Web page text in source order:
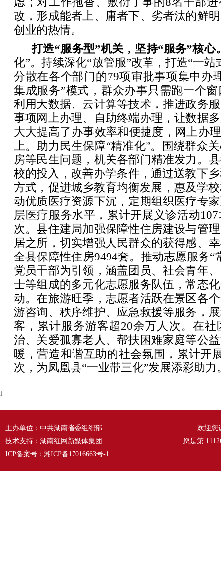
改，形成能者上、庸者下、劣者汰的鲜
创业的热情。
打造“服务型”机关，坚持“服务”核心
化”。持续深化“放管服”改革，打造“一
分散在各个部门的79项审批事项集中办
集成服务”模式，群众办事只需跑一个
利用大数据、云计算等技术，推进政务
事项网上办理、自助终端办理，让数据
大大提高了办事效率和便捷度，网上办
上。助力民生保障“精准化”。围绕群众
房等民生问题，机关各部门精准发力。
校的投入，改善办学条件，通过送教下
方式，促进城乡教育均衡发展，惠及学
动优质医疗资源下沉，定期组织医疗专
层医疗服务水平，累计开展义诊活动
次。县住建局加强保障性住房建设与管
居之所，切实增强人民群众的获得感、
全县保障性住房9494套。推动志愿服务“
党员干部为引领，涵盖团员、社会青年
士等组成的多元化志愿服务队伍，常态
动。在旅游旺季，志愿者活跃在景区各
游咨询、秩序维护、应急救援等服务，
客，累计服务游客超20余万人次。在
治、关爱孤寡老人、帮扶困难家庭等公
暖，营造和谐互助的社会氛围，累计开
次，为凤凰县“一业带三化”发展添彩助力
1
主办单位：中共湖南省委组织部
技术支持：湖南红网新媒体集团
ICP备案号： 湘ICP备17016663号-1
欢迎您
您是第